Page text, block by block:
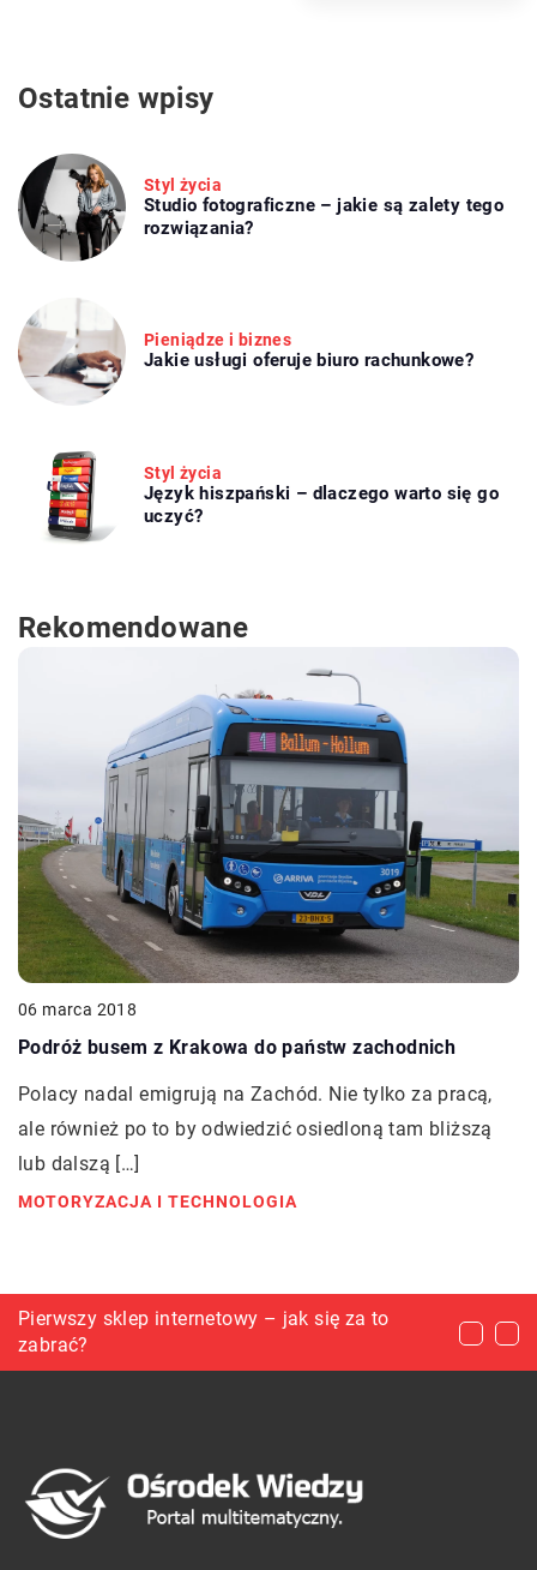
Ostatnie wpisy
Styl życia
Studio fotograficzne – jakie są zalety tego
rozwiązania?
Pieniądze i biznes
Jakie usługi oferuje biuro rachunkowe?
Styl życia
Język hiszpański – dlaczego warto się go
uczyć?
Rekomendowane
06 marca 2018
Podróż busem z Krakowa do państw zachodnich
Polacy nadal emigrują na Zachód. Nie tylko za pracą,
ale również po to by odwiedzić osiedloną tam bliższą
lub dalszą […]
MOTORYZACJA I TECHNOLOGIA
Jak zabezpieczyć przesyłkę przed
zniszczeniem?
Pierwszy sklep internetowy – jak się za to
zabrać?
Środki ostrożności utrzymywane w szpitalach i
innych placówkach medycznych